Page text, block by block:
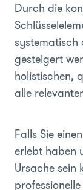
Durch die
gesteigert
holistischen,
alle
Falls Sie
erlebt haben
Ursache sein